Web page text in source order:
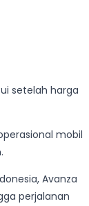
setelah harga
mobil
Avanza
perjalanan